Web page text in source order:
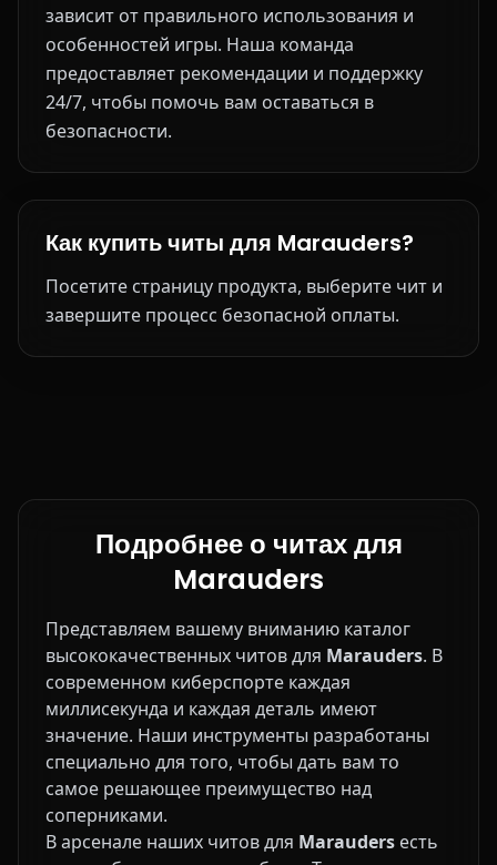
зависит от правильного использования и
особенностей игры. Наша команда
предоставляет рекомендации и поддержку
24/7, чтобы помочь вам оставаться в
безопасности.
Как купить читы для Marauders?
Посетите страницу продукта, выберите чит и
завершите процесс безопасной оплаты.
Подробнее о читах для
Marauders
Представляем вашему вниманию каталог
высококачественных читов для Marauders. В
современном киберспорте каждая
миллисекунда и каждая деталь имеют
значение. Наши инструменты разработаны
специально для того, чтобы дать вам то
самое решающее преимущество над
соперниками.
В арсенале наших читов для Marauders есть